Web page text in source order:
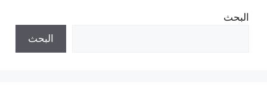
البحث
البحث